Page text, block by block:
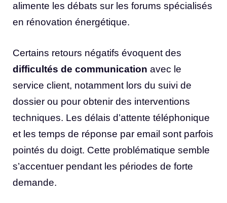
alimente les débats sur les forums spécialisés
en rénovation énergétique.
Certains retours négatifs évoquent des
difficultés de communication avec le
service client, notamment lors du suivi de
dossier ou pour obtenir des interventions
techniques. Les délais d’attente téléphonique
et les temps de réponse par email sont parfois
pointés du doigt. Cette problématique semble
s’accentuer pendant les périodes de forte
demande.